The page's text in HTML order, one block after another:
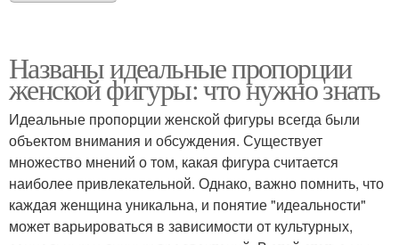
Названы идеальные пропорции
женской фигуры: что нужно знать
Идеальные пропорции женской фигуры всегда были
объектом внимания и обсуждения. Существует
множество мнений о том, какая фигура считается
наиболее привлекательной. Однако, важно помнить, что
каждая женщина уникальна, и понятие "идеальности"
может варьироваться в зависимости от культурных,